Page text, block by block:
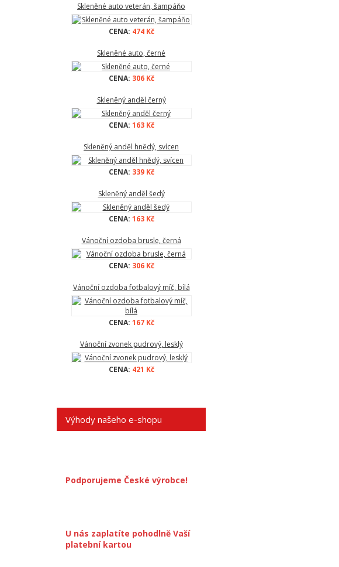
Skleněné auto veterán, šampáňo
CENA: 474 Kč
Skleněné auto, černé
CENA: 306 Kč
Skleněný anděl černý
CENA: 163 Kč
Skleněný anděl hnědý, svícen
CENA: 339 Kč
Skleněný anděl šedý
CENA: 163 Kč
Vánoční ozdoba brusle, černá
CENA: 306 Kč
Vánoční ozdoba fotbalový míč, bílá
CENA: 167 Kč
Vánoční zvonek pudrový, lesklý
CENA: 421 Kč
Výhody našeho e-shopu
Podporujeme České výrobce!
U nás zaplatíte pohodlně Vaší
platební kartou